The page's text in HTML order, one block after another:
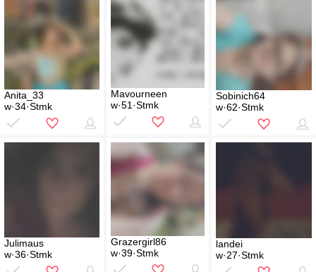
Anita_33
w·34·Stmk
Mavourneen
w·51·Stmk
Sobinich64
w·62·Stmk
Julimaus
w·36·Stmk
Grazergirl86
w·39·Stmk
landei
w·27·Stmk